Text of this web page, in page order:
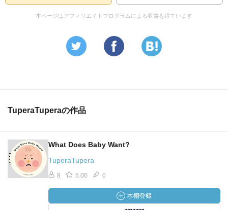
本ページはアフィリエイトプログラムによる収益を得ています
TuperaTuperaの作品
What Does Baby Want?
TuperaTupera
8 5.00 0